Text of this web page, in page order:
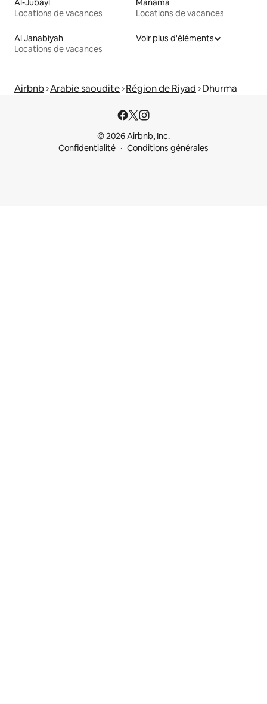
Al-Jubayl
Locations de vacances
Manama
Locations de vacances
Al Janabiyah
Locations de vacances
Voir plus d'éléments
Airbnb Arabie saoudite Région de Riyad Dhurma
© 2026 Airbnb, Inc.
Confidentialité
Conditions générales